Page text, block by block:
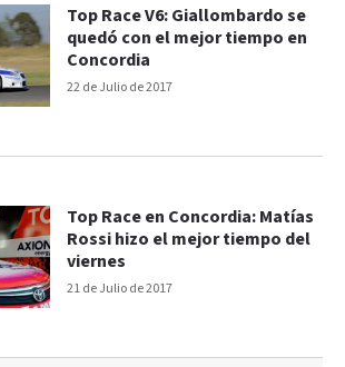
22 de Julio de 2017
Top Race V6: Giallombardo se
quedó con el mejor tiempo en
Concordia
21 de Julio de 2017
Top Race en Concordia: Matías
Rossi hizo el mejor tiempo del
viernes